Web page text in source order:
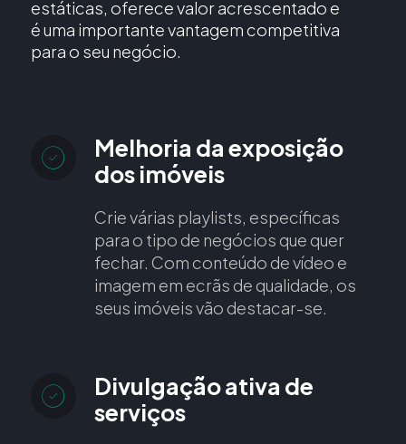
estáticas, oferece valor acrescentado e
é uma importante vantagem competitiva
para o seu negócio.
Melhoria da exposição
dos imóveis
Crie várias playlists, específicas
para o tipo de negócios que quer
fechar. Com conteúdo de vídeo e
imagem em ecrãs de qualidade, os
seus imóveis vão destacar-se.
Divulgação ativa de
serviços